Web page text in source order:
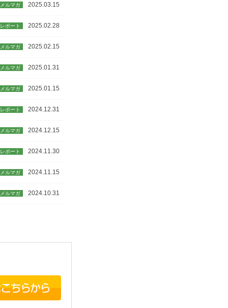
メルマガ 2025.03.15
レポート 2025.02.28
メルマガ 2025.02.15
メルマガ 2025.01.31
メルマガ 2025.01.15
レポート 2024.12.31
メルマガ 2024.12.15
レポート 2024.11.30
メルマガ 2024.11.15
メルマガ 2024.10.31